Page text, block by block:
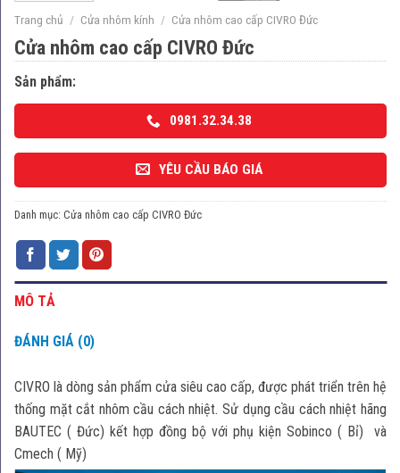
Trang chủ / Cửa nhôm kính / Cửa nhôm cao cấp CIVRO Đức
Cửa nhôm cao cấp CIVRO Đức
Sản phẩm:
0981.32.34.38
YÊU CẦU BÁO GIÁ
Danh mục: Cửa nhôm cao cấp CIVRO Đức
MÔ TẢ
ĐÁNH GIÁ (0)
CIVRO là dòng sản phẩm cửa siêu cao cấp, được phát triển trên hệ
thống mặt cắt nhôm cầu cách nhiệt. Sử dụng cầu cách nhiệt hãng
BAUTEC ( Đức) kết hợp đồng bộ với phụ kiện Sobinco ( Bỉ) và
Cmech ( Mỹ)